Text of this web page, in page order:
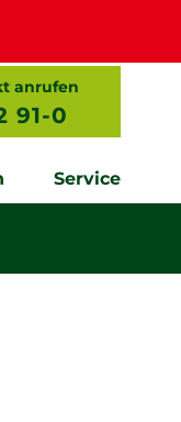
anrufen
91-0
Service